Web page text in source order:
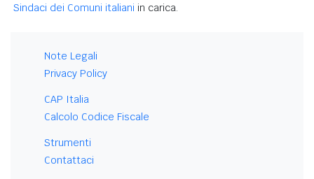
Sindaci dei Comuni italiani in carica.
Note Legali
Privacy Policy
CAP Italia
Calcolo Codice Fiscale
Strumenti
Contattaci